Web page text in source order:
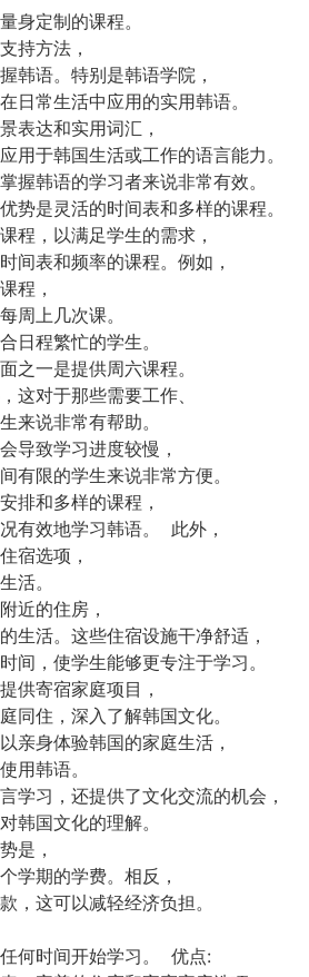
身定制的课程。
持方法，
韩语。特别是韩语学院，
日常生活中应用的实用韩语。
表达和实用词汇，
用于韩国生活或工作的语言能力。
握韩语的学习者来说非常有效。
势是灵活的时间表和多样的课程。
程，以满足学生的需求，
间表和频率的课程。例如，
程，
周上几次课。
日程繁忙的学生。
之一是提供周六课程。
这对于那些需要工作、
来说非常有帮助。
导致学习进度较慢，
有限的学生来说非常方便。
排和多样的课程，
有效地学习韩语。 此外，
宿选项，
活。
近的住房，
生活。这些住宿设施干净舒适，
间，使学生能够更专注于学习。
供寄宿家庭项目，
同住，深入了解韩国文化。
亲身体验韩国的家庭生活，
用韩语。
学习，还提供了文化交流的机会，
韩国文化的理解。
是，
学期的学费。相反，
，这可以减轻经济负担。
何时间开始学习。 优点: